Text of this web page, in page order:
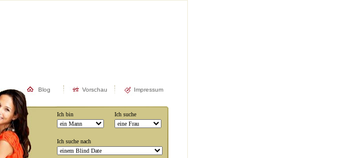
Blog Vorschau Impressum
Ich bin Ich suche
Ich suche nach